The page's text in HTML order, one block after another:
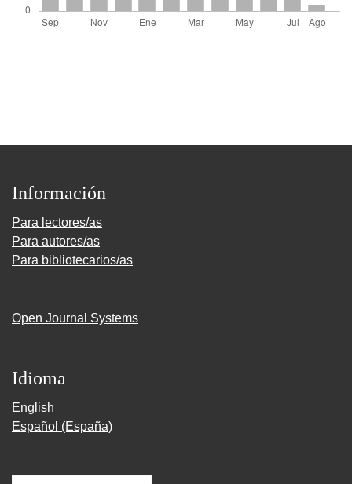
Información
Para lectores/as
Para autores/as
Para bibliotecarios/as
Open Journal Systems
Idioma
English
Español (España)